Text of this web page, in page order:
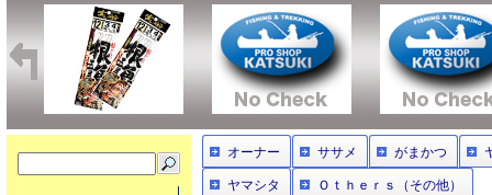
オーナー ササメ がまかつ
ヤマシタ Ｏｔｈｅｒｓ（その他）